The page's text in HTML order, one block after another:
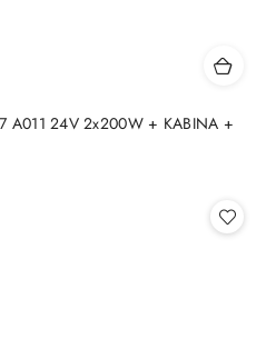
A011 24V 2x200W + KABINA +